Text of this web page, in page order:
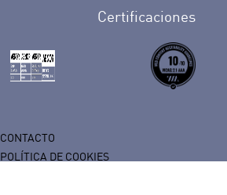
Certificaciones
CONTACTO
POLÍTICA DE COOKIES